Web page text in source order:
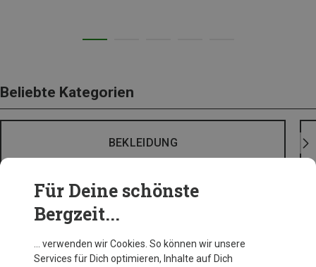
Beliebte Kategorien
BEKLEIDUNG
Für Deine schönste
Bergzeit...
… verwenden wir Cookies. So können wir unsere
Services für Dich optimieren, Inhalte auf Dich